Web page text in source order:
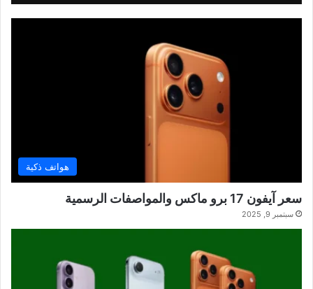
هواتف ذكية
سعر آيفون 17 برو ماكس والمواصفات الرسمية
سبتمبر 9, 2025